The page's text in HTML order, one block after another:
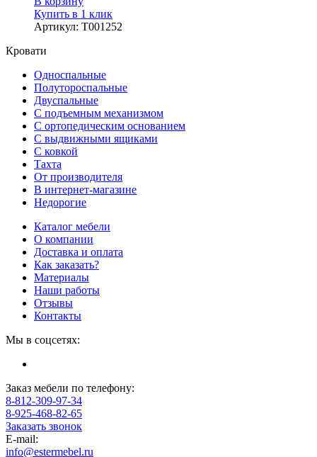
Купить в 1 клик
Артикул: Т001252
Кровати
Односпальные
Полутороспальные
Двуспальные
С подъемным механизмом
С ортопедическим основанием
С выдвижными ящиками
С ковкой
Тахта
От производителя
В интернет-магазине
Недорогие
Каталог мебели
О компании
Доставка и оплата
Как заказать?
Материалы
Наши работы
Отзывы
Контакты
Мы в соцсетях:
Заказ мебели по телефону:
8-812-309-97-34
8-925-468-82-65
Заказать звонок
E-mail:
info@estermebel.ru